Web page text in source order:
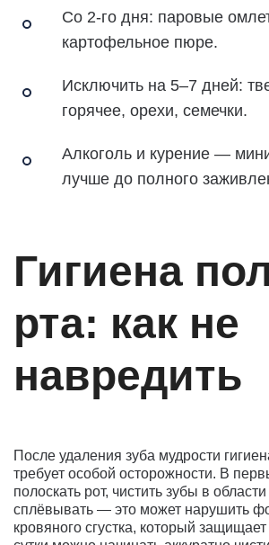
Со 2-го дня: паровые
картофельное пюре.
Исключить на 5–7 дней:
горячее, орехи, семечки.
Алкоголь и курение —
лучше до полного
Гигиена
рта: как не
навредить
После удаления зуба мудрости
требует особой осторожности. В
полоскать рот, чистить зубы в
сплёвывать — это может нарушить
кровяного сгустка, который